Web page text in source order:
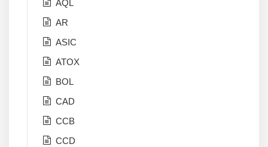
AQL
AR
ASIC
ATOX
BOL
CAD
CCB
CCD